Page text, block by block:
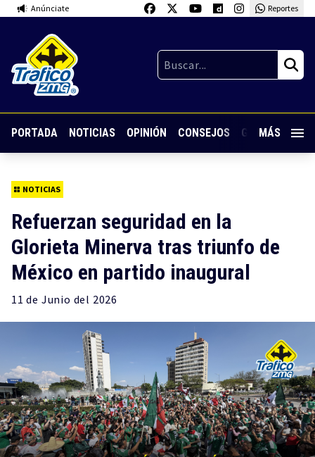
Anúnciate Reportes
PORTADA NOTICIAS OPINIÓN CONSEJOS GUARDIA
MÁS
NOTICIAS
Refuerzan seguridad en la
Glorieta Minerva tras triunfo de
México en partido inaugural
11 de Junio del 2026